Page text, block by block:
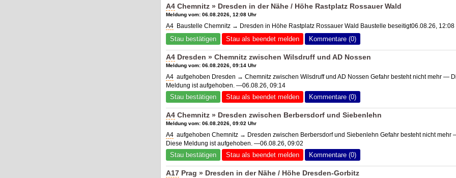
A4 Chemnitz » Dresden in der Nähe / Höhe Rastplatz Rossauer Wald
Meldung vom: 06.08.2026, 12:08 Uhr
A4 Baustelle Chemnitz → Dresden in Höhe Rastplatz Rossauer Wald Baustelle beseitigt06.08.26, 12:08
Stau bestätigen Stau als beendet melden Kommentare (0)
A4 Dresden » Chemnitz zwischen Wilsdruff und AD Nossen
Meldung vom: 06.08.2026, 09:14 Uhr
A4 aufgehoben Dresden → Chemnitz zwischen Wilsdruff und AD Nossen Gefahr besteht nicht mehr —
Meldung ist aufgehoben. —06.08.26, 09:14
Stau bestätigen Stau als beendet melden Kommentare (0)
A4 Chemnitz » Dresden zwischen Berbersdorf und Siebenlehn
Meldung vom: 06.08.2026, 09:02 Uhr
A4 aufgehoben Chemnitz → Dresden zwischen Berbersdorf und Siebenlehn Gefahr besteht nicht mehr
Diese Meldung ist aufgehoben. —06.08.26, 09:02
Stau bestätigen Stau als beendet melden Kommentare (0)
A17 Prag » Dresden in der Nähe / Höhe Dresden-Gorbitz